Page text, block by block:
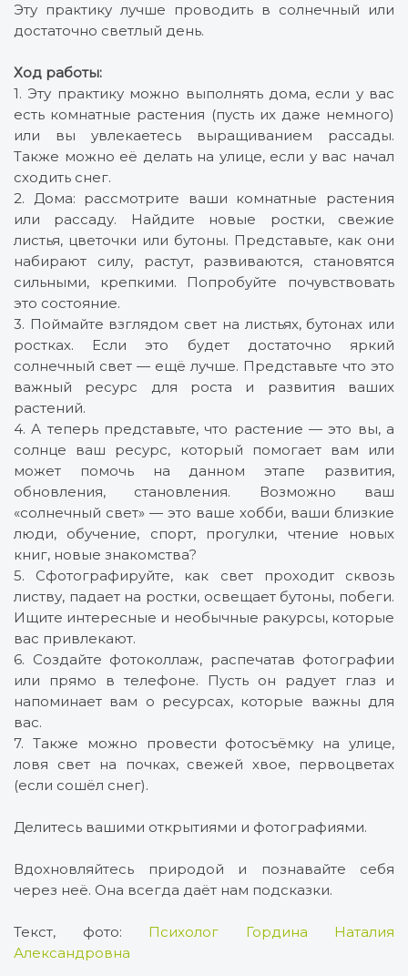
Эту практику лучше проводить в солнечный или
достаточно светлый день.
Ход работы:
1. Эту практику можно выполнять дома, если у вас
есть комнатные растения (пусть их даже немного)
или вы увлекаетесь выращиванием рассады.
Также можно её делать на улице, если у вас начал
сходить снег.
2. Дома: рассмотрите ваши комнатные растения
или рассаду. Найдите новые ростки, свежие
листья, цветочки или бутоны. Представьте, как они
набирают силу, растут, развиваются, становятся
сильными, крепкими. Попробуйте почувствовать
это состояние.
3. Поймайте взглядом свет на листьях, бутонах или
ростках. Если это будет достаточно яркий
солнечный свет — ещё лучше. Представьте что это
важный ресурс для роста и развития ваших
растений.
4. А теперь представьте, что растение — это вы, а
солнце ваш ресурс, который помогает вам или
может помочь на данном этапе развития,
обновления, становления. Возможно ваш
«солнечный свет» — это ваше хобби, ваши близкие
люди, обучение, спорт, прогулки, чтение новых
книг, новые знакомства?
5. Сфотографируйте, как свет проходит сквозь
листву, падает на ростки, освещает бутоны, побеги.
Ищите интересные и необычные ракурсы, которые
вас привлекают.
6. Создайте фотоколлаж, распечатав фотографии
или прямо в телефоне. Пусть он радует глаз и
напоминает вам о ресурсах, которые важны для
вас.
7. Также можно провести фотосъёмку на улице,
ловя свет на почках, свежей хвое, первоцветах
(если сошёл снег).
Делитесь вашими открытиями и фотографиями.
Вдохновляйтесь природой и познавайте себя
через неё. Она всегда даёт нам подсказки.
Текст, фото: Психолог Гордина Наталия
Александровна